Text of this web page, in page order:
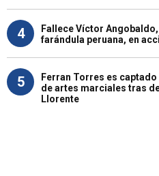
4
Fallece Víctor
farándula peruana, en
5
Ferran Torres es
de artes marciales tras
Llorente